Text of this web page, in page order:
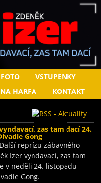
FOTO
VSTUPENKY
HARFA KONTAKT
zas tam dací 24.
Gong
reprízu zábavného
Izer vyndavací, zas tam
v neděli 24. listopadu
Gong.